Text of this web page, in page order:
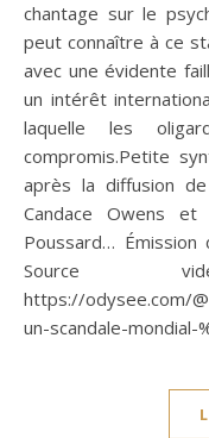
chantage sur le
peut connaître à ce
avec une évidente
un intérêt
laquelle les
compromis.Petite
après la diffusion
Candace Owens
Poussard…
Source
https://odysee.com/
un-scandale-mondial-